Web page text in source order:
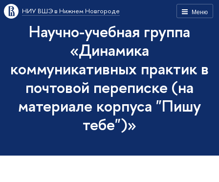
Меню
НИУ ВШЭ в Нижнем Новгороде
Научно-учебная группа
«Динамика
коммуникативных практик в
почтовой переписке (на
материале корпуса "Пишу
тебе")»